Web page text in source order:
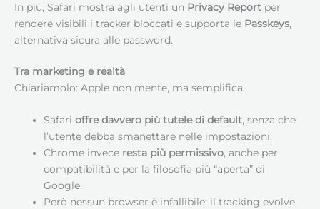
In più, Safari mostra agli utenti un Privacy Report per
rendere visibili i tracker bloccati e supporta le Passkeys,
alternativa sicura alle password.
Tra marketing e realtà
Chiariamolo: Apple non mente, ma semplifica.
Safarioffre davvero più tutele di default, senza che
l’utente debba smanettare nelle impostazioni.
Chrome invece resta più permissivo, anche per
compatibilità e per la filosofia più “aperta” di
Google.
Però nessun browser è infallibile: il tracking evolve